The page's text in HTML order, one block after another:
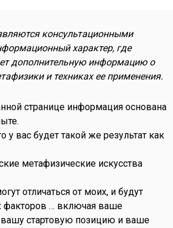
консультационными
характер, где
дополнительную информацию о
и техниках ее применения.
странице информация основана
у вас будет такой же результат как
метафизические искусства
отличаться от моих, и будут
факторов … включая ваше
стартовую позицию и ваше